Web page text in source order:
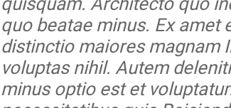
quo beatae minus. Ex amet
distinctio maiores magnam
voluptas nihil. Autem
minus optio est et